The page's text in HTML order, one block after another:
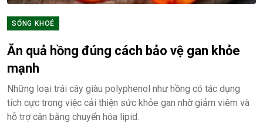
SỐNG KHOẺ
Ăn quả hồng đúng cách bảo vệ gan khỏe
mạnh
Những loại trái cây giàu polyphenol như hồng có tác dụng
tích cực trong việc cải thiện sức khỏe gan nhờ giảm viêm và
hỗ trợ cân bằng chuyển hóa lipid.